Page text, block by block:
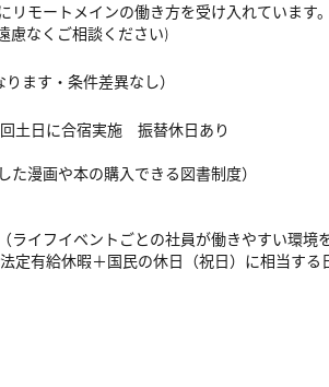
リモートメインの働き方を受け入れています
慮なくご相談ください)
ます・条件差異なし）
土日に合宿実施 振替休日あり
た漫画や本の購入できる図書制度）
ライフイベントごとの社員が働きやすい環境
定有給休暇＋国民の休日（祝日）に相当す